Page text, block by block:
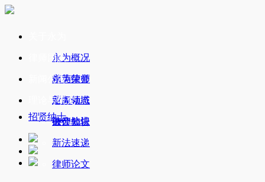
永为概况
永为荣誉
业务领域
办公地址
律师团队
精英律师
新闻公告
新闻动态
破产公告
理论与研究
法律知识
新法速递
律师论文
招贤纳士